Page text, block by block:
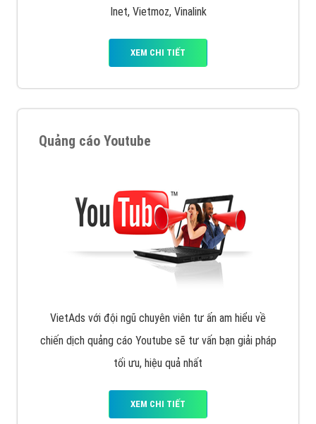
Inet, Vietmoz, Vinalink
XEM CHI TIẾT
Quảng cáo Youtube
VietAds với đội ngũ chuyên viên tư ấn am hiểu về
chiến dịch quảng cáo Youtube sẽ tư vấn bạn giải pháp
tối ưu, hiệu quả nhất
XEM CHI TIẾT